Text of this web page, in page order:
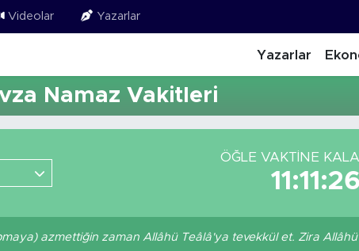
Videolar Yazarlar
Yazarlar
Namaz Vakitleri
ÖĞLE VAKTINE
11:11:26
azmettiğin zaman Allâhü Teâlâ'ya tevekkül et. Zira Allâhü